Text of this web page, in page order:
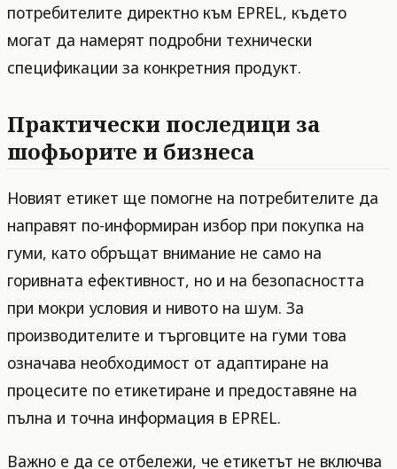
потребителите директно към EPREL, където
могат да намерят подробни технически
спецификации за конкретния продукт.
Практически последици за
шофьорите и бизнеса
Новият етикет ще помогне на потребителите да
направят по-информиран избор при покупка на
гуми, като обръщат внимание не само на
горивната ефективност, но и на безопасността
при мокри условия и нивото на шум. За
производителите и търговците на гуми това
означава необходимост от адаптиране на
процесите по етикетиране и предоставяне на
пълна и точна информация в EPREL.
Важно е да се отбележи, че етикетът не включва